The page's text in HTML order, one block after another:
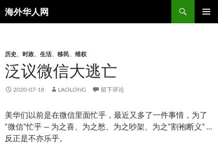
海外华人网
搜
索
文
历史、 时政、 生活、 移民、 维权
泛议微信大逃亡
2020-07-18 LAOLONG 留下评论
美华们以前是在微信里面忙乎，最近又多了一件事情，为了
“微信”忙乎 — 为之喜、为之愁、为之吵架、为之“割袍断义” …
反正是不亦乐乎。